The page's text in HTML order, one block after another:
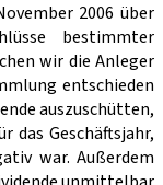
2006 über
bestimmter
wir die Anleger
entschieden
auszuschütten,
das Geschäftsjahr,
war. Außerdem